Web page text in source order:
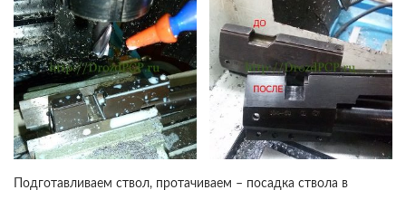
Подготавливаем ствол, протачиваем – посадка ствола в